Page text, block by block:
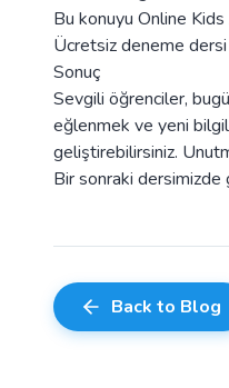
Bu konuyu Online
Ücretsiz deneme dersi
Sonuç
Sevgili öğrenciler,
eğlenmek ve yeni
geliştirebilirsiniz.
Bir sonraki dersimizde
Back to Blog